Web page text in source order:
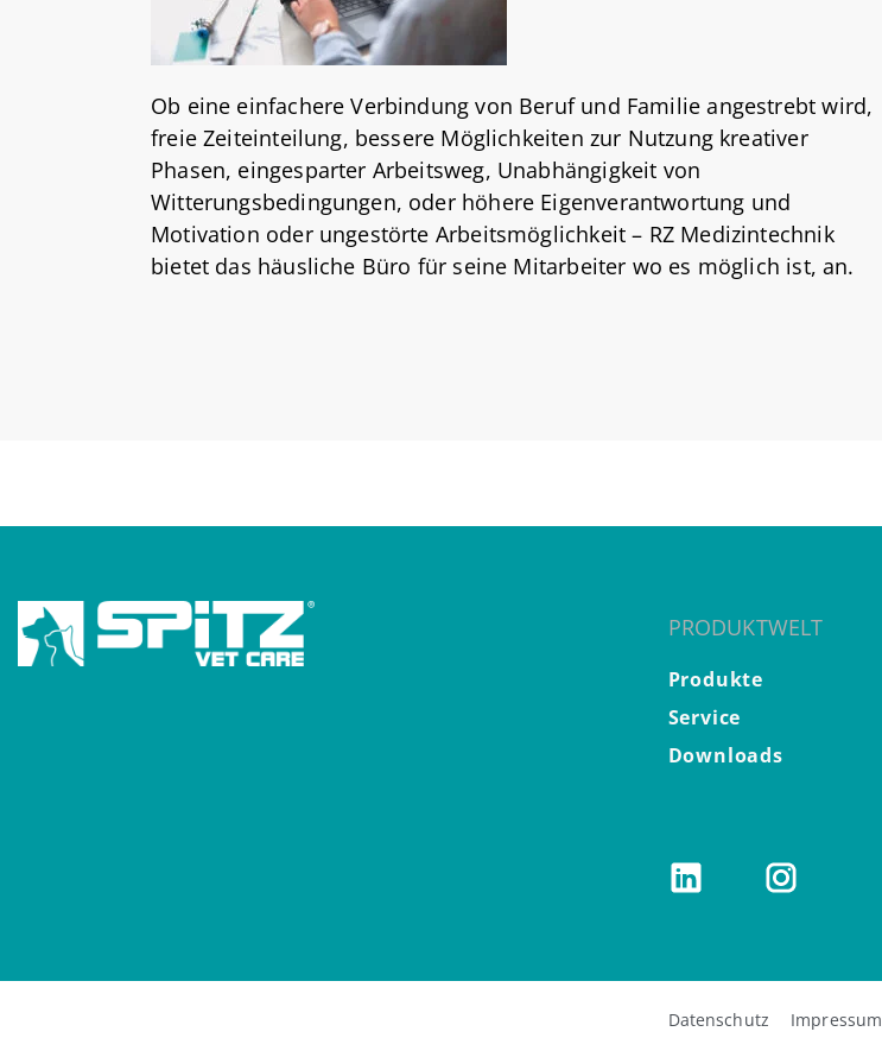
Ob eine einfachere Verbindung von Beruf und Familie angestrebt wird,
freie Zeiteinteilung, bessere Möglichkeiten zur Nutzung kreativer
Phasen, eingesparter Arbeitsweg, Unabhängigkeit von
Witterungsbedingungen, oder höhere Eigenverantwortung und
Motivation oder ungestörte Arbeitsmöglichkeit – RZ Medizintechnik
bietet das häusliche Büro für seine Mitarbeiter wo es möglich ist, an.
PRODUKTWELT
Produkte
Service
Downloads
Datenschutz Impressum